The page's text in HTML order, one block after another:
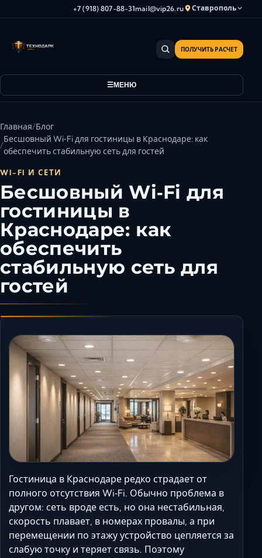
+7 (918) 807-88-31mail@vip26.ru Ставрополь
Анапа
Волгодонск
Грозный
Керчь
Майкоп
Махачкала
Минеральные Воды
Назрань
Нальчик
Новороссийск
Пятигорск
Ростов-на-Дону
Севастополь
Симферополь
Сочи
Ставрополь
МЕНЮ
ПОЛУЧИТЬ РАСЧЕТ
Главная Блог
Бесшовный Wi‑Fi для гостиницы в Краснодаре: как
обеспечить стабильную сеть для гостей
WI-FI И СЕТИ
Бесшовный Wi‑Fi для
гостиницы в
Краснодаре: как
обеспечить
стабильную сеть для
гостей
Гостиница в Краснодаре редко страдает от
полного отсутствия Wi‑Fi. Обычно проблема в
другом: сеть вроде есть, но она нестабильная,
скорость плавает, в номерах провалы, а при
перемещении по этажу устройство цепляется за
слабую точку и теряет связь. Поэтому